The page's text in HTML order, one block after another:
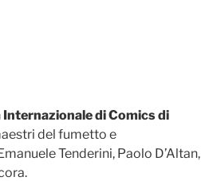
Internazionale di Comics di
del fumetto e
Tenderini, Paolo D’Altan,